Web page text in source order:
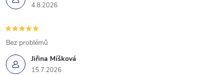
4.8.2026
Jiřina Míšková
15.7.2026
Bez problémů